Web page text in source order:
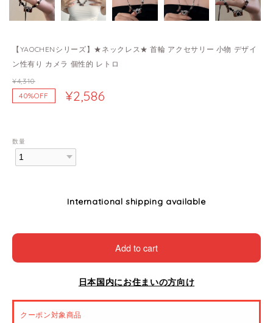
【YAOCHENシリーズ】★ネックレス★ 首輪 アクセサリー 小物 デザイ
ン性有り カメラ 個性的 レトロ
¥4,310
40%OFF
¥2,586
数量
International shipping available
Add to cart
日本国内にお住まいの方向け
クーポン対象商品